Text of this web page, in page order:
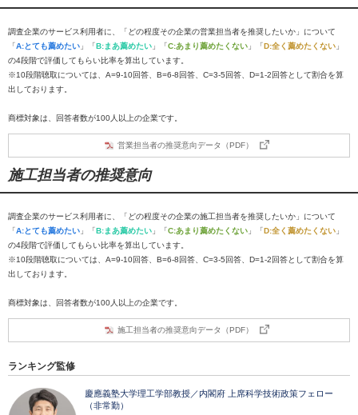
調査企業のサービス利用者に、「どの程度その企業の営業担当者を推奨したいか」について
「A:とても薦めたい 」「B:まあ薦めたい 」「C:あまり薦めたくない 」「D:全く薦めたくない 」
の4段階で評価してもらい比率を算出しています。
※10段階聴取については、A=9-10回答、B=6-8回答、C=3-5回答、D=1-2回答として割合を算
出しております。
商標対象は、回答者数が100人以上の企業です。
営業担当者の推奨意向データ（PDF）
施工担当者の推奨意向
調査企業のサービス利用者に、「どの程度その企業の施工担当者を推奨したいか」について
「A:とても薦めたい 」「B:まあ薦めたい 」「C:あまり薦めたくない 」「D:全く薦めたくない 」
の4段階で評価してもらい比率を算出しています。
※10段階聴取については、A=9-10回答、B=6-8回答、C=3-5回答、D=1-2回答として割合を算
出しております。
商標対象は、回答者数が100人以上の企業です。
施工担当者の推奨意向データ（PDF）
ランキング監修
慶應義塾大学理工学部教授／内閣府 上席科学技術政策フェロー
（非常勤）